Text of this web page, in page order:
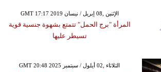
GMT 17:17 2019 الإثنين ,08 إبريل / نيسان
المرأة "برج الحمل" تتمتع بشهوة جنسية قوية
تسيطر عليها
GMT 20:48 2025 الثلاثاء ,02 أيلول / سبتمبر